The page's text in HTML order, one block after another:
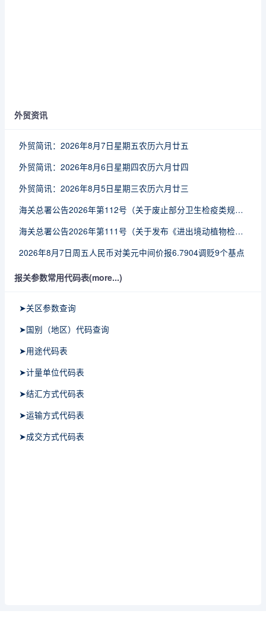
外贸资讯
外贸简讯：2026年8月7日星期五农历六月廿五
外贸简讯：2026年8月6日星期四农历六月廿四
外贸简讯：2026年8月5日星期三农历六月廿三
海关总署公告2026年第112号（关于废止部分卫生检疫类规范性文件的公告）
海关总署公告2026年第111号（关于发布《进出境动植物检疫处理监督管理工作规定》《进出境卫生处理监督管理工作规定》的公告）
2026年8月7日周五人民币对美元中间价报6.7904调贬9个基点
报关参数常用代码表(more...)
➤关区参数查询
➤国别（地区）代码查询
➤用途代码表
➤计量单位代码表
➤结汇方式代码表
➤运输方式代码表
➤成交方式代码表